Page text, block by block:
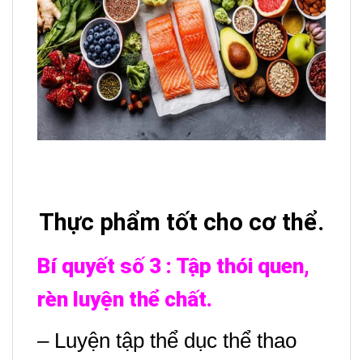
Thực phẩm tốt cho cơ thể.
Bí quyết số 3 : Tập thói quen,
rèn luyện thể chất.
– Luyện tập thể dục thể thao